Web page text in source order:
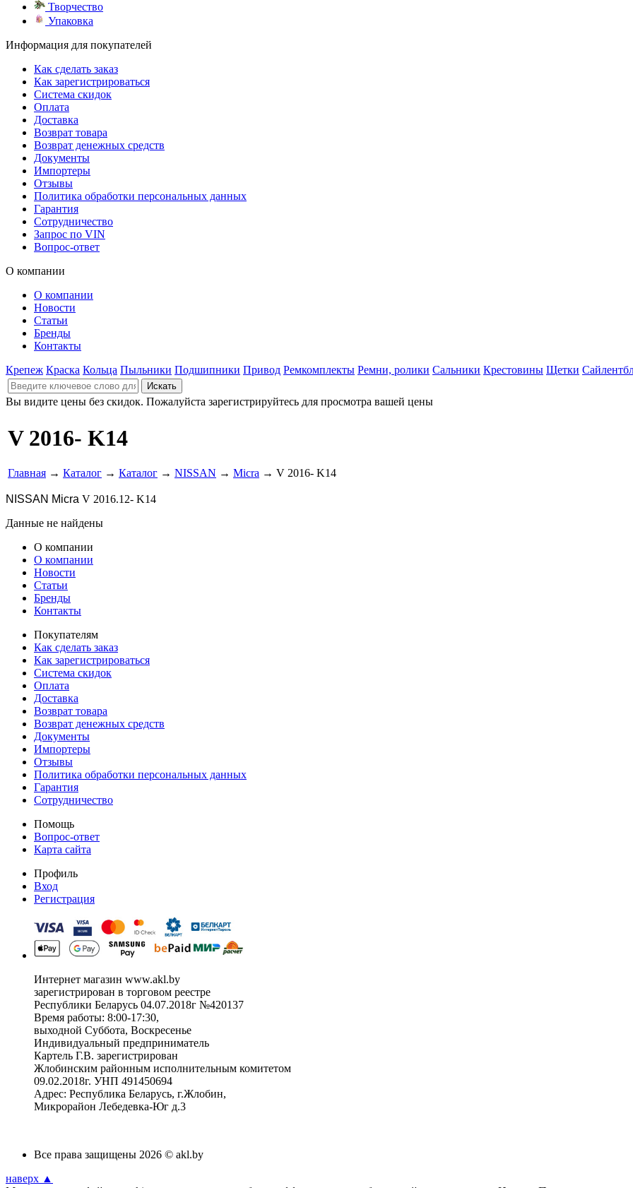
Творчество
Упаковка
Информация для покупателей
Как сделать заказ
Как зарегистрироваться
Система скидок
Оплата
Доставка
Возврат товара
Возврат денежных средств
Документы
Импортеры
Отзывы
Политика обработки персональных данных
Гарантия
Сотрудничество
Запрос по VIN
Вопрос-ответ
О компании
О компании
Новости
Статьи
Бренды
Контакты
Крепеж Краска Кольца Пыльники Подшипники Привод Ремкомплекты Ремни, ролики Сальники Крестовины Щетки
Вы видите цены без скидок. Пожалуйста зарегистрируйтесь для просмотра вашей цены
V 2016- K14
Главная → Каталог → Каталог → NISSAN → Micra → V 2016- K14
NISSAN Micra V 2016.12- K14
Данные не найдены
О компании
О компании
Новости
Статьи
Бренды
Контакты
Покупателям
Как сделать заказ
Как зарегистрироваться
Система скидок
Оплата
Доставка
Возврат товара
Возврат денежных средств
Документы
Импортеры
Отзывы
Политика обработки персональных данных
Гарантия
Сотрудничество
Помощь
Вопрос-ответ
Карта сайта
Профиль
Вход
Регистрация
Интернет магазин www.akl.by
зарегистрирован в торговом реестре
Республики Беларусь 04.07.2018г №420137
Время работы: 8:00-17:30,
выходной Суббота, Воскресенье
Индивидуальный предприниматель
Картель Г.В. зарегистрирован
Жлобинским районным исполнительным комитетом
09.02.2018г. УНП 491450694
Адрес: Республика Беларусь, г.Жлобин,
Микрорайон Лебедевка-Юг д.3
Все права защищены 2026 © akl.by
наверх ▲